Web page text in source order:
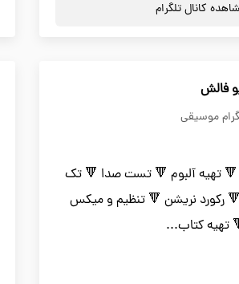
کانال تلگرام
فالش
موسیقی
تهیه آلبوم 🔻 تست صدا 🔻 تک
رکورد نریشن 🔻 تنظیم و میکس
تهیه کتاب...